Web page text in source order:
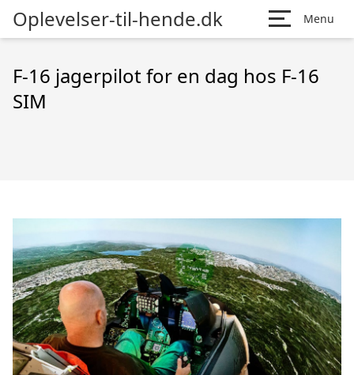
Oplevelser-til-hende.dk Menu
F-16 jagerpilot for en dag hos F-16
SIM